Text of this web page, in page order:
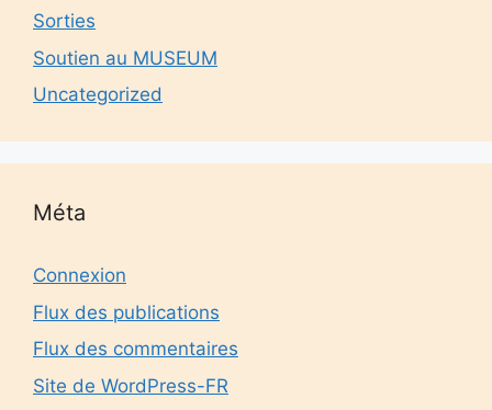
Sorties
Soutien au MUSEUM
Uncategorized
Méta
Connexion
Flux des publications
Flux des commentaires
Site de WordPress-FR